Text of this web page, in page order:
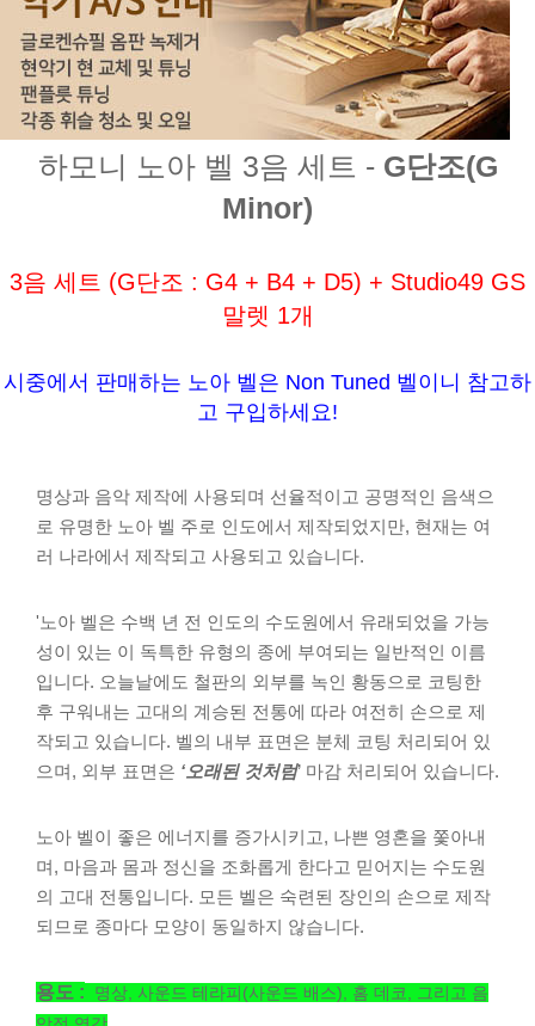
하모니 노아 벨 3음 세트 -G단조(G
Minor)
3음 세트 (G단조 : G4 + B4 + D5) + Studio49 GS
말렛 1개
시중에서 판매하는 노아 벨은 Non Tuned 벨이니 참고하
고 구입하세요!
명상과 음악 제작에 사용되며 선율적이고 공명적인 음색으
로 유명한 노아 벨 주로 인도에서 제작되었지만, 현재는 여
러 나라에서 제작되고 사용되고 있습니다.
'노아 벨은 수백 년 전 인도의 수도원에서 유래되었을 가능
성이 있는 이 독특한 유형의 종에 부여되는 일반적인 이름
입니다. 오늘날에도 철판의 외부를 녹인 황동으로 코팅한
후 구워내는 고대의 계승된 전통에 따라 여전히 손으로 제
작되고 있습니다. 벨의 내부 표면은 분체 코팅 처리되어 있
으며, 외부 표면은 ‘오래된 것처럼’ 마감 처리되어 있습니다.
노아 벨이 좋은 에너지를 증가시키고, 나쁜 영혼을 쫓아내
며, 마음과 몸과 정신을 조화롭게 한다고 믿어지는 수도원
의 고대 전통입니다. 모든 벨은 숙련된 장인의 손으로 제작
되므로 종마다 모양이 동일하지 않습니다.
용도 :
명상, 사운드 테라피(사운드 배스), 홈 데코, 그리고 음